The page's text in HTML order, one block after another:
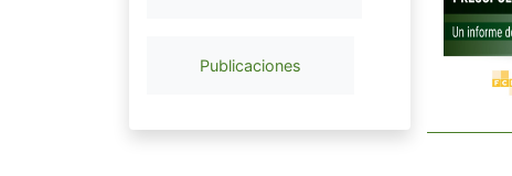
Publicaciones